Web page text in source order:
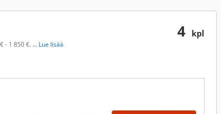
4 kpl
- 1 850 €. ... Lue lisää